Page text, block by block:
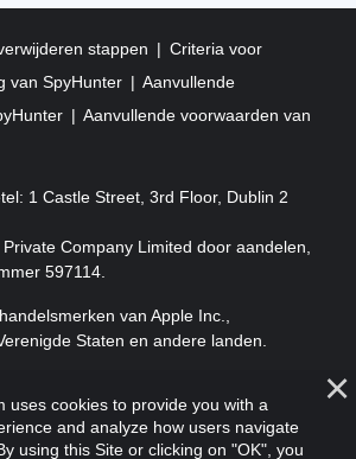
stappen
Criteria voor
van SpyHunter
Aanvullende
Aanvullende voorwaarden van
1 Castle Street, 3rd Floor, Dublin 2
Company Limited door aandelen,
597114.
van Apple Inc.,
Staten en andere landen.
uses cookies to provide you with a
and analyze how users navigate
using this Site or clicking on "OK", you